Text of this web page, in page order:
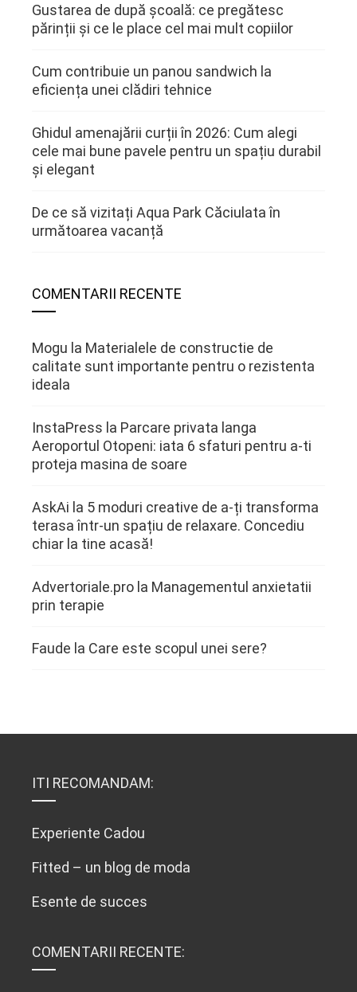
Gustarea de după școală: ce pregătesc
părinții și ce le place cel mai mult copiilor
Cum contribuie un panou sandwich la
eficiența unei clădiri tehnice
Ghidul amenajării curții în 2026: Cum alegi
cele mai bune pavele pentru un spațiu durabil
și elegant
De ce să vizitați Aqua Park Căciulata în
următoarea vacanță
COMENTARII RECENTE
Mogu la Materialele de constructie de
calitate sunt importante pentru o rezistenta
ideala
InstaPress la Parcare privata langa
Aeroportul Otopeni: iata 6 sfaturi pentru a-ti
proteja masina de soare
AskAi la 5 moduri creative de a-ți transforma
terasa într-un spațiu de relaxare. Concediu
chiar la tine acasă!
Advertoriale.pro la Managementul anxietatii
prin terapie
Faude la Care este scopul unei sere?
ITI RECOMANDAM:
Experiente Cadou
Fitted – un blog de moda
Esente de succes
COMENTARII RECENTE: